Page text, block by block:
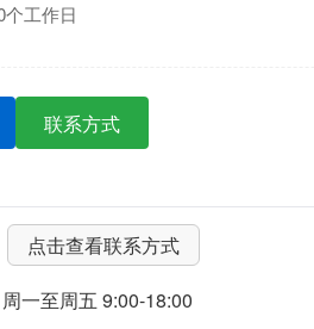
个工作日
联系方式
点击查看联系方式
周一至周五 9:00-18:00